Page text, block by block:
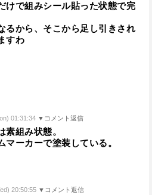
けで組みシール貼った状態で完
るから、そこから足し引きされ
すわ
01:31:34 ▼コメント返信
組み状態。
ーカーで塗装している。
20:50:55 ▼コメント返信